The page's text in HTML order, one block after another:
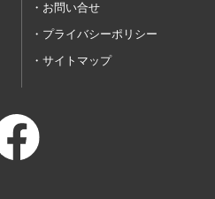
お問い合せ
プライバシーポリシー
サイトマップ